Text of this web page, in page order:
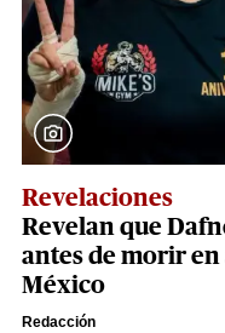
Revelaciones
Revelan que
antes de morir
México
Redacción